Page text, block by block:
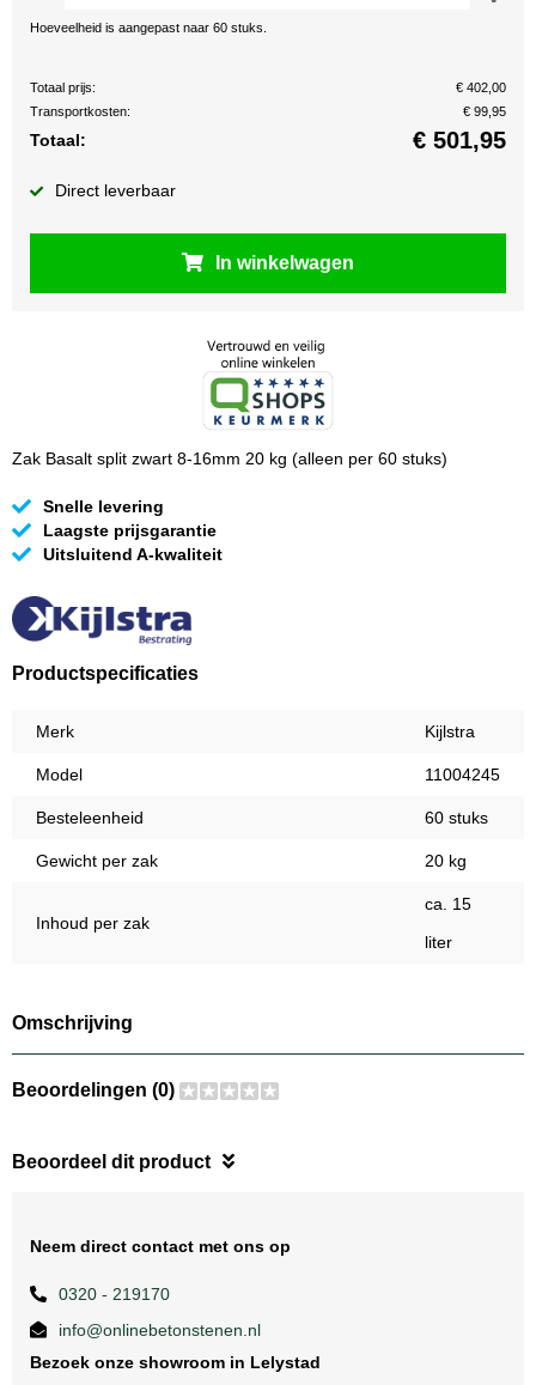
Hoeveelheid is aangepast naar 60 stuks.
Totaal prijs:
€ 402,00
Transportkosten:
€ 99,95
Totaal: € 501,95
Direct leverbaar
In winkelwagen
Zak Basalt split zwart 8-16mm 20 kg (alleen per 60 stuks)
Snelle levering
Laagste prijsgarantie
Uitsluitend A-kwaliteit
Productspecificaties
Merk Kijlstra
Model 11004245
Besteleenheid 60 stuks
Gewicht per zak 20 kg
Inhoud per zak
ca. 15
liter
Omschrijving
Beoordelingen (0)
Beoordeel dit product
Neem direct contact met ons op
0320 - 219170
info@onlinebetonstenen.nl
Bezoek onze showroom in Lelystad